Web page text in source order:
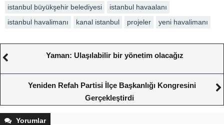
istanbul büyükşehir belediyesi
istanbul havaalanı
istanbul havalimanı
kanal istanbul projeler yeni havalimanı
Yaman: Ulaşılabilir bir yönetim olacağız
Yeniden Refah Partisi İlçe Başkanlığı Kongresini
Gerçekleştirdi
Yorumlar